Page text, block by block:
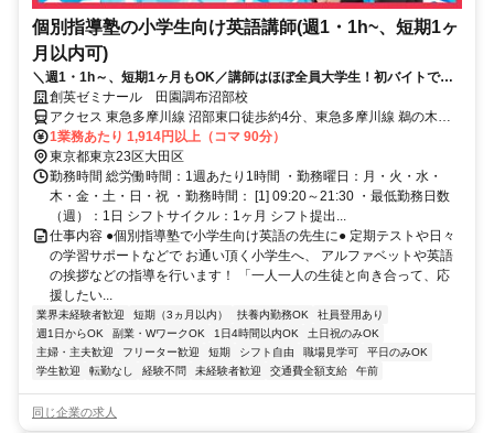
個別指導塾の小学生向け英語講師(週1・1h~、短期1ヶ
月以内可)
＼週1・1h～、短期1ヶ月もOK／講師はほぼ全員大学生！初バイトでも
安心！※Native level Japanese required
創英ゼミナール 田園調布沼部校
アクセス 東急多摩川線 沼部東口徒歩約4分、東急多摩川線 鵜の木東
口徒歩約10分、東急池上線 御嶽山出入口1徒歩約13分 鵜の木駅より
自転車で4分、御嶽山駅より自転車で6分
1業務あたり 1,914円以上（コマ 90分）
東京都東京23区大田区
勤務時間 総労働時間：1週あたり1時間 ・勤務曜日：月・火・水・
木・金・土・日・祝 ・勤務時間： [1] 09:20～21:30 ・最低勤務日数
（週）：1日 シフトサイクル：1ヶ月 シフト提出...
仕事内容 ●個別指導塾で小学生向け英語の先生に● 定期テストや日々
の学習サポートなどで お通い頂く小学生へ、 アルファベットや英語
の挨拶などの指導を行います！ 「一人一人の生徒と向き合って、応
援したい...
業界未経験者歓迎 短期（3ヵ月以内） 扶養内勤務OK
社員登用あり
週1日からOK
副業・WワークOK 1日4時間以内OK
土日祝のみOK
主婦・主夫歓迎
フリーター歓迎 短期 シフト自由 職場見学可
平日のみOK
学生歓迎
転勤なし 経験不問 未経験者歓迎 交通費全額支給 午前
同じ企業の求人